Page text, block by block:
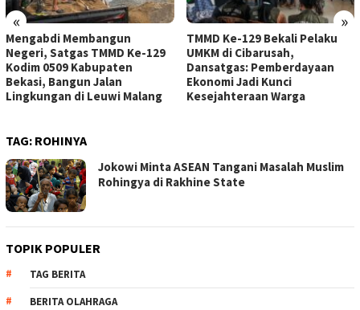
« »
Mengabdi Membangun
Negeri, Satgas TMMD Ke-129
Kodim 0509 Kabupaten
Bekasi, Bangun Jalan
Lingkungan di Leuwi Malang
TMMD Ke-129 Bekali Pelaku
UMKM di Cibarusah,
Dansatgas: Pemberdayaan
Ekonomi Jadi Kunci
Kesejahteraan Warga
TAG: ROHINYA
Jokowi Minta ASEAN Tangani Masalah Muslim
Rohingya di Rakhine State
TOPIK POPULER
TAG BERITA
BERITA OLAHRAGA